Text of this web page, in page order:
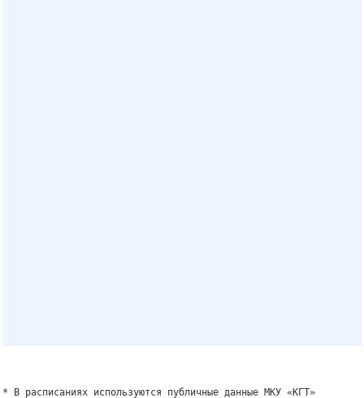
* В расписаниях используются публичные данные МКУ «КГТ»